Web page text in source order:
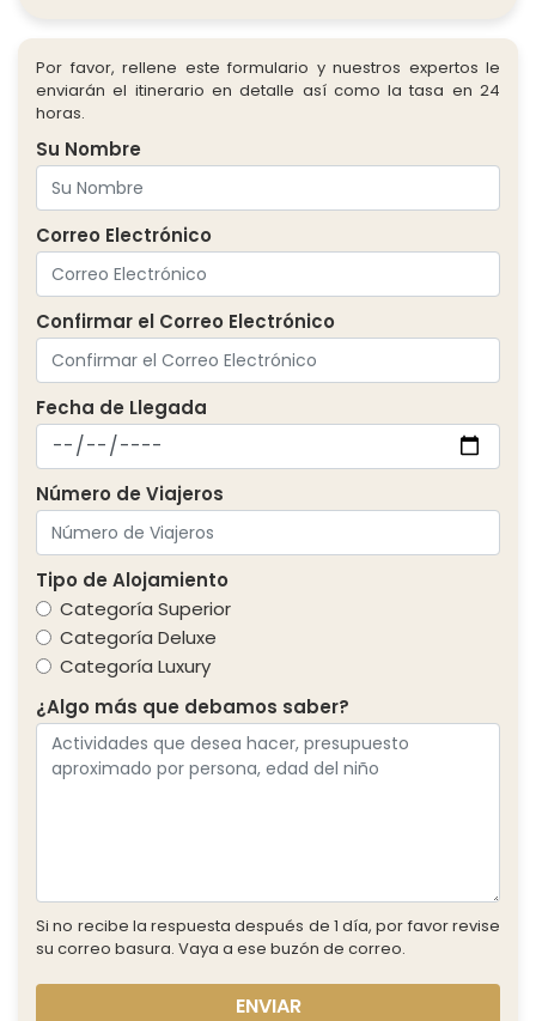
Por favor, rellene este formulario y nuestros expertos le
enviarán el itinerario en detalle así como la tasa en 24
horas.
Su Nombre
Correo Electrónico
Confirmar el Correo Electrónico
Fecha de Llegada
Número de Viajeros
Tipo de Alojamiento
Categoría Superior
Categoría Deluxe
Categoría Luxury
¿Algo más que debamos saber?
Si no recibe la respuesta después de 1 día, por favor revise
su correo basura. Vaya a ese buzón de correo.
ENVIAR